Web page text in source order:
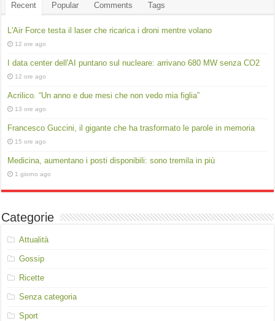
Recent Popular Comments Tags
L'Air Force testa il laser che ricarica i droni mentre volano
12 ore ago
I data center dell'AI puntano sul nucleare: arrivano 680 MW senza CO2
12 ore ago
Acrilico. “Un anno e due mesi che non vedo mia figlia”
13 ore ago
Francesco Guccini, il gigante che ha trasformato le parole in memoria
15 ore ago
Medicina, aumentano i posti disponibili: sono tremila in più
1 giorno ago
Categorie
Attualità
Gossip
Ricette
Senza categoria
Sport